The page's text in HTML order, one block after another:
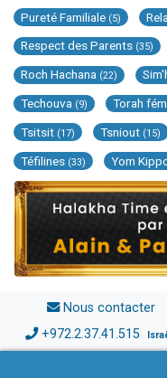
Pureté Familiale (5)
Respect des Parents (35)
Roch Hachana (22)
Techouva (9) Torah
Tsitsit (17) Tsniout (15)
Téfilines (33) Yom
Nous contacter
+972.2.37.41.515